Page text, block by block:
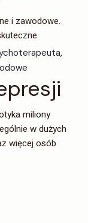
i zawodowe.
miliony
w dużych
więcej osób